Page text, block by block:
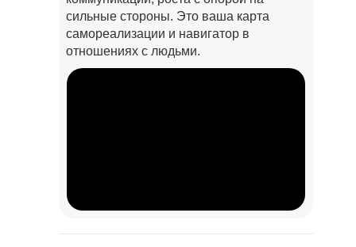
сильные стороны. Это ваша карта
самореализации и навигатор в
отношениях c людьми.